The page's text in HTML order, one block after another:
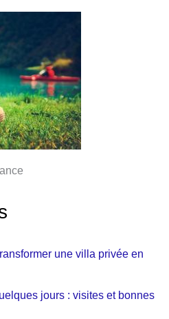
une villa privée en
jours : visites et bonnes